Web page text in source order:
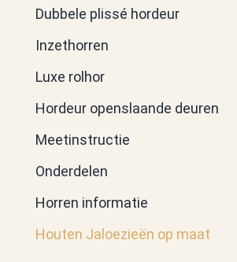
Dubbele plissé hordeur
Inzethorren
Luxe rolhor
Hordeur openslaande deuren
Meetinstructie
Onderdelen
Horren informatie
Houten Jaloezieën op maat